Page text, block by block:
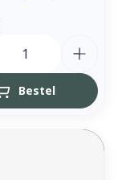
Bestel